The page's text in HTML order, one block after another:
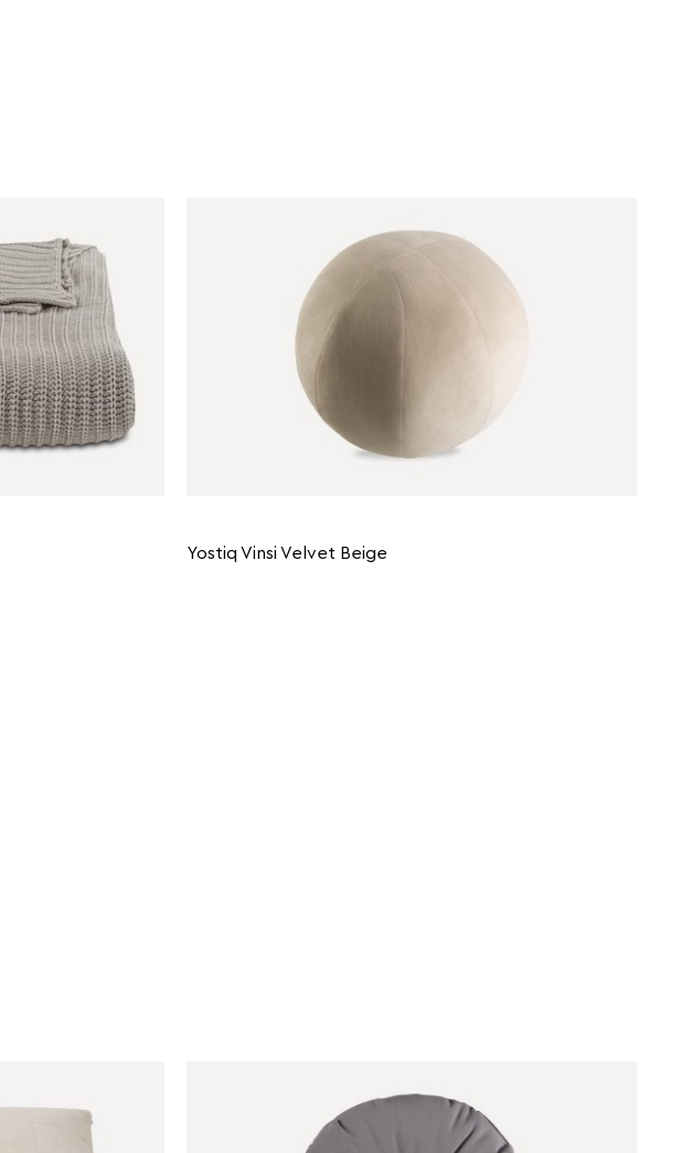
Yostiq Vinsi Velvet Beige